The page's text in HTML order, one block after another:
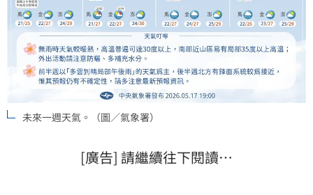
未來一週天氣。（圖／氣象署）
[廣告] 請繼續往下閱讀…